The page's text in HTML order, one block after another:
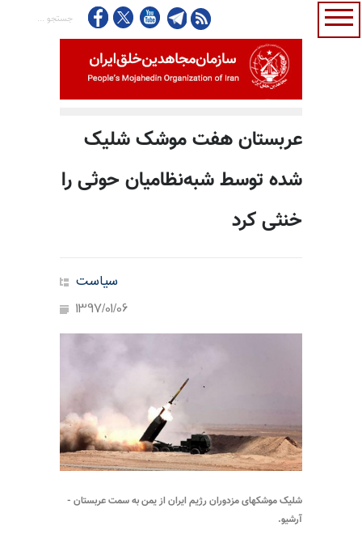
عربستان هفت موشک شلیک
شده توسط شبه‌نظامیان حوثی را
خنثی کرد
سیاست
1397/01/06
شلیک موشکهای مزدوران رژیم ایران از یمن به سمت عربستان -
آرشیو.